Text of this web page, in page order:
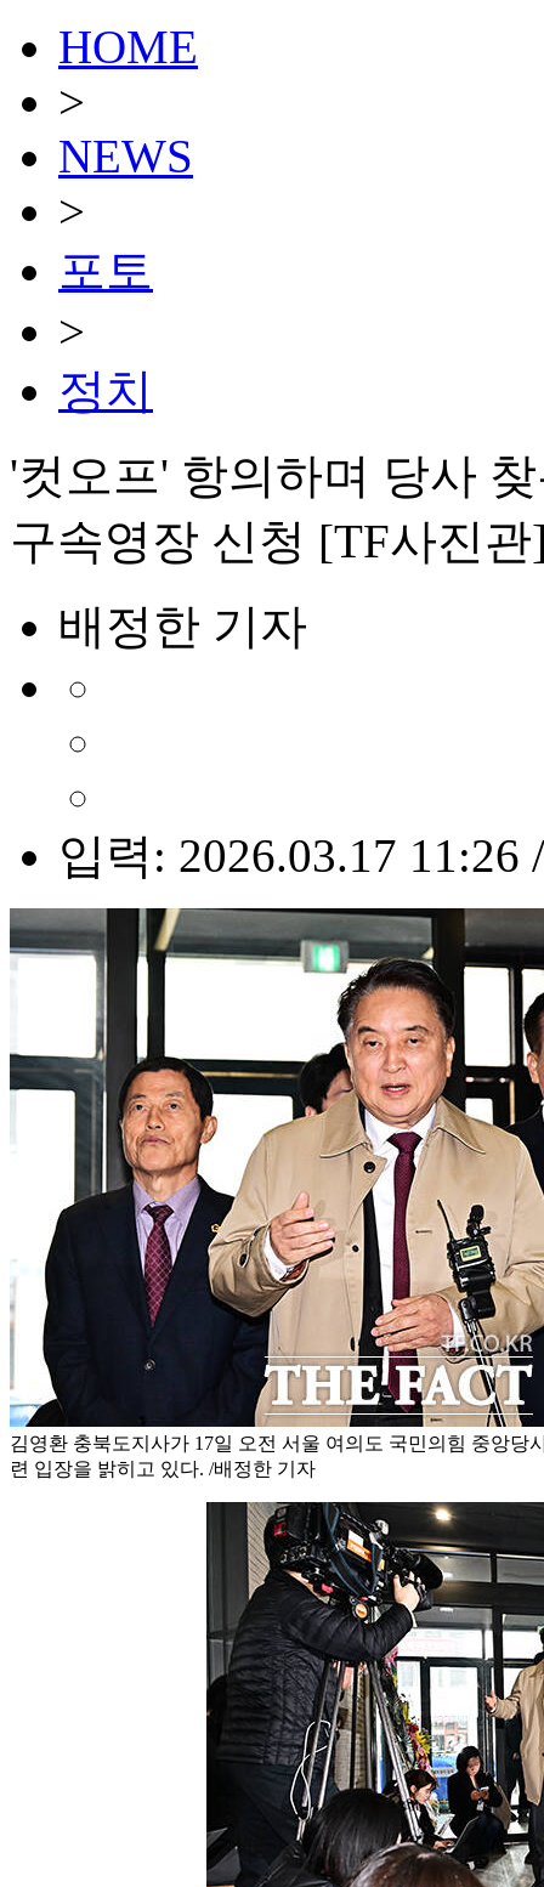
HOME
>
NEWS
>
포토
>
정치
'컷오프' 항의하며 당사
구속영장 신청 [TF사진
배정한 기자
입력: 2026.03.17 11:26
김영환 충북도지사가 17일 오전 서울 여의도 국민의힘 중앙당
련 입장을 밝히고 있다. /배정한 기자